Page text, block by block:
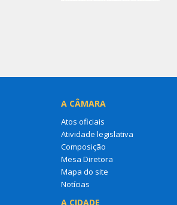
A CÂMARA
Atos oficiais
Atividade legislativa
Composição
Mesa Diretora
Mapa do site
Notícias
A CIDADE